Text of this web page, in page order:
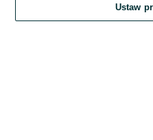
Kontynuując za pośrednictwemUstaw